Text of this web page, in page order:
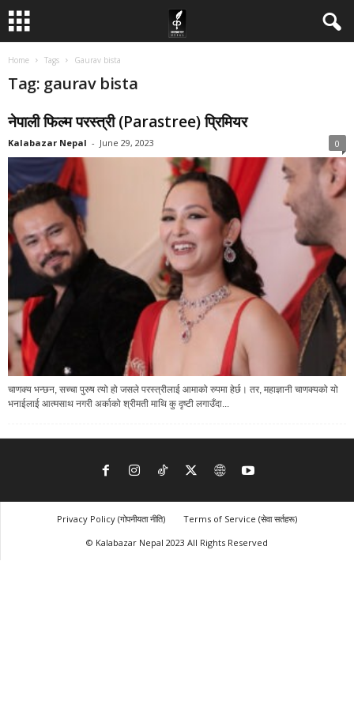
Home Tags Gaurav bista
Tag: gaurav bista
नेपाली फिल्म परस्त्री (Parastree) प्रिमियर
Kalabazar Nepal - June 29, 2023 0
चाणक्य भन्छन, सच्चा पुरुष त्यो हो जसले परस्त्रीलाई आमाको रुपमा हेर्छ। तर, महाज्ञानी चाणक्यको यो
भनाईलाई आत्मसाथ नगरी अर्काको श्रीमती माथि कु दृष्टी लगाउँदा...
Privacy Policy (गोपनीयता नीति)
Terms of Service (सेवा सर्तहरू)
© Kalabazar Nepal 2023 All Rights Reserved